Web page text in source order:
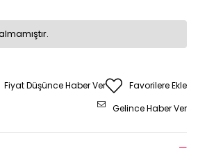
Favorilere Ekle
Fiyat Düşünce Haber Ver
Gelince Haber Ver